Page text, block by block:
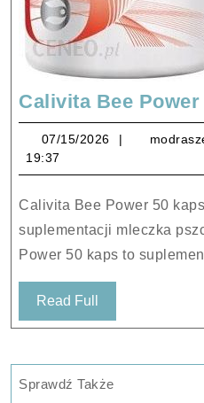
Calivita Bee Power
07/15/2026 07/15/2026
19:37
Calivita Bee Power 50 kaps – wsparcie codziennej
suplementacji mleczka
Power 50 kaps to
Read Full
Full
Sprawdź Także